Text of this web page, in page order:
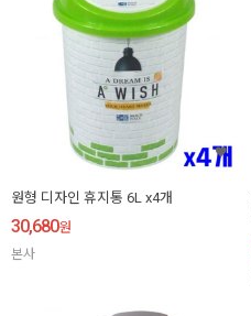
원형 디자인 휴지통 6L x4개
30,680원
본사